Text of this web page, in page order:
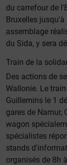
du carrefour de
Bruxelles
assemblage
du Sida, y sera
Train de la
Des actions de
Wallonie. Le
Guillemins le 1
gares de Namur,
wagon
spécialistes
stands
organisés de 8h